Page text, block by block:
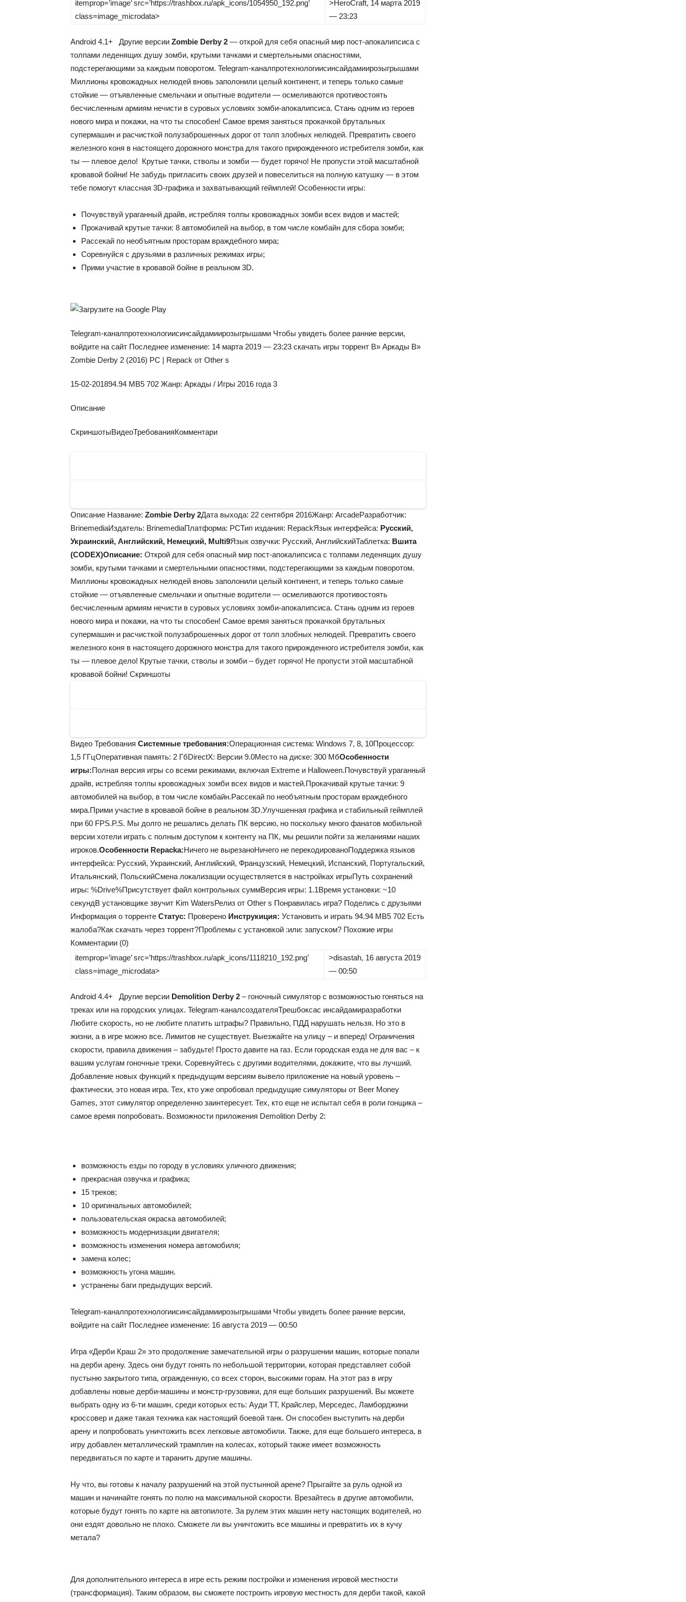
itemprop=’image’ src=’https://trashbox.ru/apk_icons/1054950_192.png’
class=image_microdata>
>HeroCraft, 14 марта 2019
— 23:23
Android 4.1+ Другие версии Zombie Derby 2 — открой для себя опасный мир пост-апокалипсиса с
толпами леденящих душу зомби, крутыми тачками и смертельными опасностями,
подстерегающими за каждым поворотом. Telegram-каналпротехнологиисинсайдамиирозыгрышами
Миллионы кровожадных нелюдей вновь заполонили целый континент, и теперь только самые
стойкие — отъявленные смельчаки и опытные водители — осмеливаются противостоять
бесчисленным армиям нечисти в суровых условиях зомби-апокалипсиса. Стань одним из героев
нового мира и покажи, на что ты способен! Самое время заняться прокачкой брутальных
супермашин и расчисткой полузаброшенных дорог от толп злобных нелюдей. Превратить своего
железного коня в настоящего дорожного монстра для такого прирожденного истребителя зомби, как
ты — плевое дело! Крутые тачки, стволы и зомби — будет горячо! Не пропусти этой масштабной
кровавой бойни! Не забудь пригласить своих друзей и повеселиться на полную катушку — в этом
тебе помогут классная 3D-графика и захватывающий геймплей! Особенности игры:
Почувствуй ураганный драйв, истребляя толпы кровожадных зомби всех видов и мастей;
Прокачивай крутые тачки: 8 автомобилей на выбор, в том числе комбайн для сбора зомби;
Рассекай по необъятным просторам враждебного мира;
Соревнуйся с друзьями в различных режимах игры;
Прими участие в кровавой бойне в реальном 3D.
Telegram-каналпротехнологиисинсайдамиирозыгрышами Чтобы увидеть более ранние версии,
войдите на сайт Последнее изменение: 14 марта 2019 — 23:23 скачать игры торрент В» Аркады В»
Zombie Derby 2 (2016) PC | Repack от Other s
15-02-201894.94 MB5 702 Жанр: Аркады / Игры 2016 года 3
Описание
СкриншотыВидеоТребованияКомментари
Описание Название: Zombie Derby 2Дата выхода: 22 сентября 2016Жанр: ArcadeРазработчик:
BrinemediaИздатель: BrinemediaПлатформа: PCТип издания: RepackЯзык интерфейса: Русский,
Украинский, Английский, Немецкий, Multi9Язык озвучки: Русский, АнглийскийТаблетка: Вшита
(CODEX)Описание: Открой для себя опасный мир пост-апокалипсиса с толпами леденящих душу
зомби, крутыми тачками и смертельными опасностями, подстерегающими за каждым поворотом.
Миллионы кровожадных нелюдей вновь заполонили целый континент, и теперь только самые
стойкие — отъявленные смельчаки и опытные водители — осмеливаются противостоять
бесчисленным армиям нечисти в суровых условиях зомби-апокалипсиса. Стань одним из героев
нового мира и покажи, на что ты способен! Самое время заняться прокачкой брутальных
супермашин и расчисткой полузаброшенных дорог от толп злобных нелюдей. Превратить своего
железного коня в настоящего дорожного монстра для такого прирожденного истребителя зомби, как
ты — плевое дело! Крутые тачки, стволы и зомби – будет горячо! Не пропусти этой масштабной
кровавой бойни! Скриншоты
Видео Требования Системные требования:Операционная система: Windows 7, 8, 10Процессор:
1,5 ГГцОперативная память: 2 ГбDirectX: Версии 9.0Место на диске: 300 MбОсобенности
игры:Полная версия игры со всеми режимами, включая Extreme и Halloween.Почувствуй ураганный
драйв, истребляя толпы кровожадных зомби всех видов и мастей.Прокачивай крутые тачки: 9
автомобилей на выбор, в том числе комбайн.Рассекай по необъятным просторам враждебного
мира.Прими участие в кровавой бойне в реальном 3D.Улучшенная графика и стабильный геймплей
при 60 FPS.P.S. Мы долго не решались делать ПК версию, но поскольку много фанатов мобильной
версии хотели играть с полным доступом к контенту на ПК, мы решили пойти за желаниями наших
игроков.Особенности Repackа:Ничего не вырезаноНичего не перекодированоПоддержка языков
интерфейса: Русский, Украинский, Английский, Французский, Немецкий, Испанский, Португальский,
Итальянский, ПольскийСмена локализации осуществляется в настройках игрыПуть сохранений
игры: %Drive%Присутствует файл контрольных суммВерсия игры: 1.1Время установки: ~10
секундВ установщике звучит Kim WatersРелиз от Other s Понравилась игра? Поделись с друзьями
Информация о торренте Статус: Проверено Инструкиция: Установить и играть 94.94 MB5 702 Есть
жалоба?Как скачать через торрент?Проблемы с установкой :или: запуском? Похожие игры
Комментарии (0)
itemprop=’image’ src=’https://trashbox.ru/apk_icons/1118210_192.png’
class=image_microdata>
>disastah, 16 августа 2019
— 00:50
Android 4.4+ Другие версии Demolition Derby 2 – гоночный симулятор с возможностью гоняться на
треках или на городских улицах. Telegram-каналсоздателяТрешбоксас инсайдамиразработки
Любите скорость, но не любите платить штрафы? Правильно, ПДД нарушать нельзя. Но это в
жизни, а в игре можно все. Лимитов не существует. Выезжайте на улицу – и вперед! Ограничения
скорости, правила движения – забудьте! Просто давите на газ. Если городская езда не для вас – к
вашим услугам гоночные треки. Соревнуйтесь с другими водителями, докажите, что вы лучший.
Добавление новых функций к предыдущим версиям вывело приложение на новый уровень –
фактически, это новая игра. Тех, кто уже опробовал предыдущие симуляторы от Beer Money
Games, этот симулятор определенно заинтересует. Тех, кто еще не испытал себя в роли гонщика –
самое время попробовать. Возможности приложения Demolition Derby 2:
возможность езды по городу в условиях уличного движения;
прекрасная озвучка и графика;
15 треков;
10 оригинальных автомобилей;
пользовательская окраска автомобилей;
возможность модернизации двигателя;
возможность изменения номера автомобиля;
замена колес;
возможность угона машин.
устранены баги предыдущих версий.
Telegram-каналпротехнологиисинсайдамиирозыгрышами Чтобы увидеть более ранние версии,
войдите на сайт Последнее изменение: 16 августа 2019 — 00:50
Игра «Дерби Краш 2» это продолжение замечательной игры о разрушении машин, которые попали
на дерби арену. Здесь они будут гонять по небольшой территории, которая представляет собой
пустыню закрытого типа, огражденную, со всех сторон, высокими горам. На этот раз в игру
добавлены новые дерби-машины и монстр-грузовики, для еще больших разрушений. Вы можете
выбрать одну из 6-ти машин, среди которых есть: Ауди ТТ, Крайслер, Мерседес, Ламборджини
кроссовер и даже такая техника как настоящий боевой танк. Он способен выступить на дерби
арену и попробовать уничтожить всех легковые автомобили. Также, для еще большего интереса, в
игру добавлен металлический трамплин на колесах, который также имеет возможность
передвигаться по карте и таранить другие машины.
Ну что, вы готовы к началу разрушений на этой пустынной арене? Прыгайте за руль одной из
машин и начинайте гонять по полю на максимальной скорости. Врезайтесь в другие автомобили,
которые будут гонять по карте на автопилоте. За рулем этих машин нету настоящих водителей, но
они ездят довольно не плохо. Сможете ли вы уничтожить все машины и превратить их в кучу
метала?
Для дополнительного интереса в игре есть режим постройки и изменения игровой местности
(трансформация). Таким образом, вы сможете построить игровую местность для дерби такой, какой